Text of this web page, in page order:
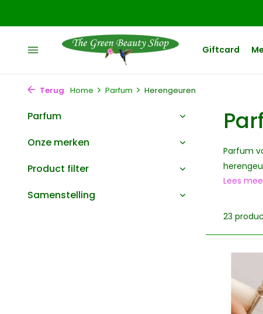
Giftcard
Terug Home Parfum Herengeuren
Parfum
Onze merken
Product filter
Samenstelling
Parfum
Lees
23